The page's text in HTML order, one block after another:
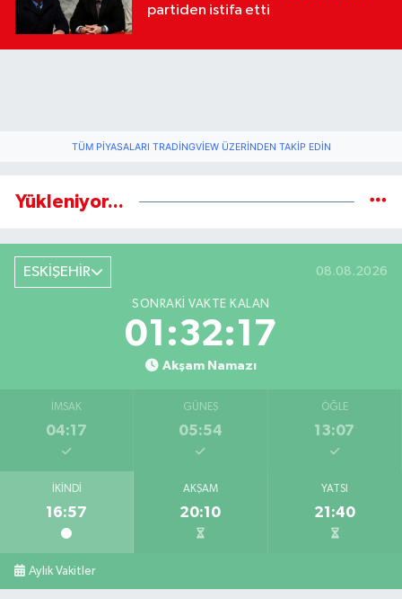
partiden istifa etti
TÜM PIYASALARI TRADINGVIEW ÜZERINDEN TAKIP EDIN
Yükleniyor...
ESKİŞEHİR 08.08.2026
SONRAKI VAKTE KALAN
01:32:16
Akşam Namazı
İMSAK
04:17
GÜNEŞ
05:54
ÖĞLE
13:07
İKINDI
16:57
AKŞAM
20:10
YATSI
21:40
Aylık Vakitler